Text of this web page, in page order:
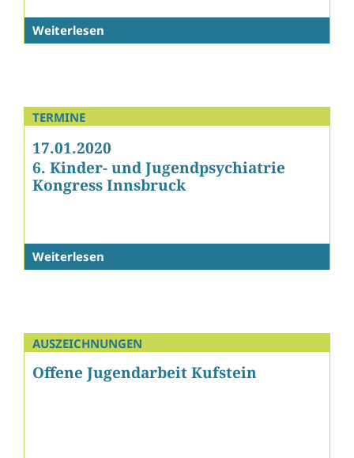
Weiterlesen
TERMINE
17.01.2020
6. Kinder- und Jugendpsychiatrie
Kongress Innsbruck
Weiterlesen
AUSZEICHNUNGEN
Offene Jugendarbeit Kufstein